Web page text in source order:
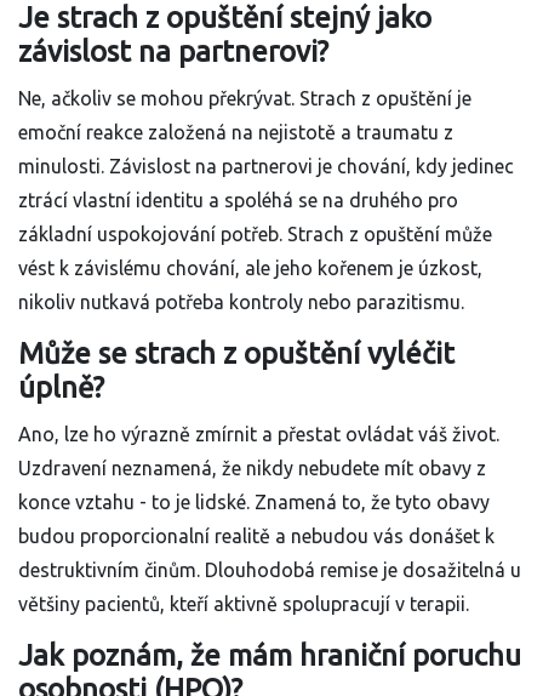
Je strach z opuštění stejný jako
závislost na partnerovi?
Ne, ačkoliv se mohou překrývat. Strach z opuštění je
emoční reakce založená na nejistotě a traumatu z
minulosti. Závislost na partnerovi je chování, kdy jedinec
ztrácí vlastní identitu a spoléhá se na druhého pro
základní uspokojování potřeb. Strach z opuštění může
vést k závislému chování, ale jeho kořenem je úzkost,
nikoliv nutkavá potřeba kontroly nebo parazitismu.
Může se strach z opuštění vyléčit
úplně?
Ano, lze ho výrazně zmírnit a přestat ovládat váš život.
Uzdravení neznamená, že nikdy nebudete mít obavy z
konce vztahu - to je lidské. Znamená to, že tyto obavy
budou proporcionalní realitě a nebudou vás donášet k
destruktivním činům. Dlouhodobá remise je dosažitelná u
většiny pacientů, kteří aktivně spolupracují v terapii.
Jak poznám, že mám hraniční poruchu